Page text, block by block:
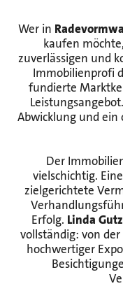
Wer in
kaufen
zuverlässigen und
Immobilienprofi
fundierte
Abwicklung und ein
Der
vielschichtig.
zielgerichtete
Erfolg. Linda
vollständig: von
hochwertiger